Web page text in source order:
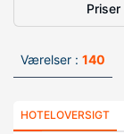
Priser
Værelser : 140
HOTELOVERSIGT